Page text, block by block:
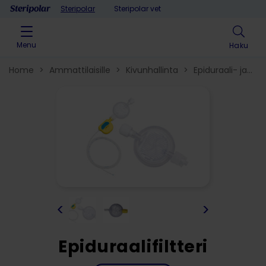
Skip to contentSteripolar Steripolar vet
Menu Haku
Home > Ammattilaisille > Kivunhallinta > Epiduraali- ja
>
<
Epiduraalifiltteri